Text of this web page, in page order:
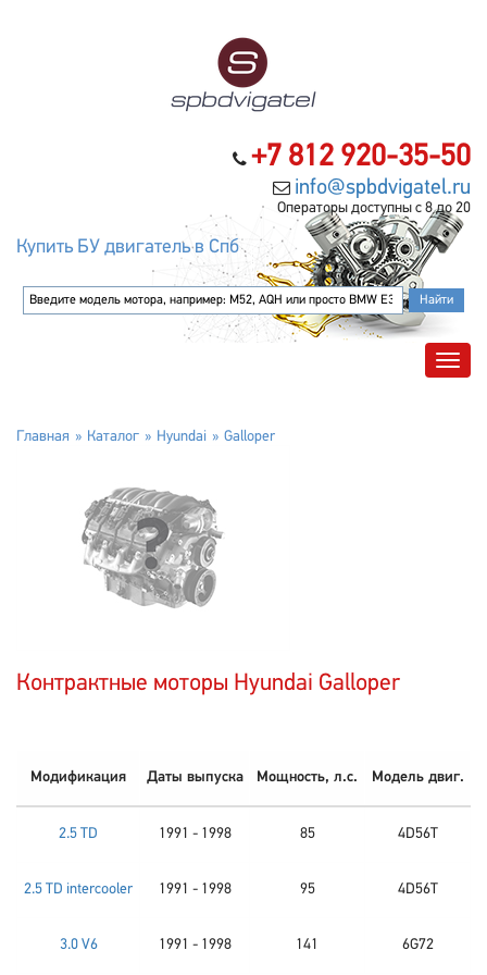
+7 812 920-35-50
info@spbdvigatel.ru
Операторы доступны с 8 до 20
Купить БУ двигатель в Спб
Главная Каталог Hyundai Galloper
Контрактные моторы Hyundai Galloper
Модификация Даты выпуска Мощность, л.с. Модель двиг.
2.5 TD 1991 - 1998 85 4D56T
2.5 TD intercooler 1991 - 1998 95 4D56T
3.0 V6 1991 - 1998 141 6G72